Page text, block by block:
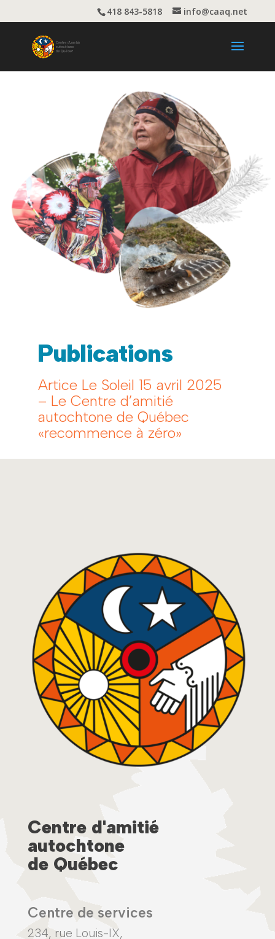
418 843-5818 info@caaq.net
Publications
Artice Le Soleil 15 avril 2025
– Le Centre d’amitié
autochtone de Québec
«recommence à zéro»
Centre d'amitié
autochtone
de Québec
Centre de services
234, rue Louis-IX,